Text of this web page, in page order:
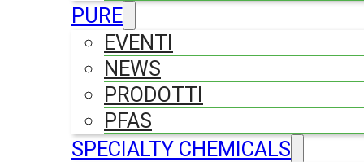
PURE
EVENTI
NEWS
PRODOTTI
PFAS
SPECIALTY CHEMICALS